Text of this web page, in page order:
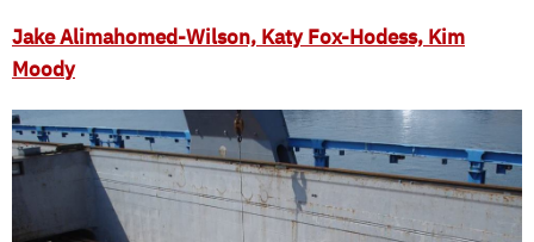
Jake Alimahomed-Wilson, Katy Fox-Hodess, Kim
Moody